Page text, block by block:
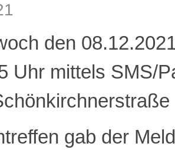
den
Uhr mittels SMS/
gab der